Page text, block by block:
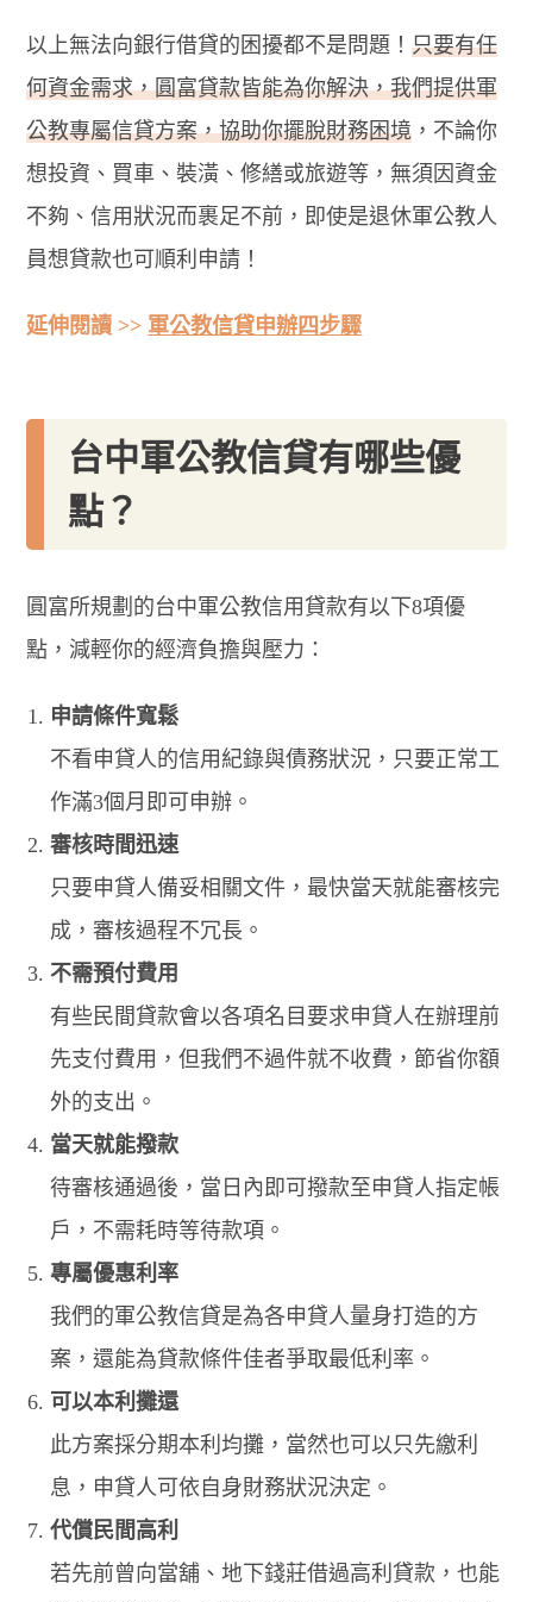
以上無法向銀行借貸的困擾都不是問題！只要有任
何資金需求，圓富貸款皆能為你解決，我們提供軍
公教專屬信貸方案，協助你擺脫財務困境 ，不論你
想投資、買車、裝潢、修繕或旅遊等，無須因資金
不夠、信用狀況而裹足不前，即使是退休軍公教人
員想貸款也可順利申請！
延伸閱讀 >> 軍公教信貸申辦四步驟
台中軍公教信貸有哪些優
點？
圓富所規劃的台中軍公教信用貸款有以下8項優
點，減輕你的經濟負擔與壓力：
申請條件寬鬆
不看申貸人的信用紀錄與債務狀況，只要正常工
作滿3個月即可申辦。
審核時間迅速
只要申貸人備妥相關文件，最快當天就能審核完
成，審核過程不冗長。
不需預付費用
有些民間貸款會以各項名目要求申貸人在辦理前
先支付費用，但我們不過件就不收費，節省你額
外的支出。
當天就能撥款
待審核通過後，當日內即可撥款至申貸人指定帳
戶，不需耗時等待款項。
專屬優惠利率
我們的軍公教信貸是為各申貸人量身打造的方
案，還能為貸款條件佳者爭取最低利率。
可以本利攤還
此方案採分期本利均攤，當然也可以只先繳利
息，申貸人可依自身財務狀況決定。
代償民間高利
若先前曾向當舖、地下錢莊借過高利貸款，也能